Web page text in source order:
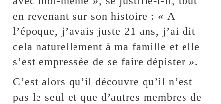
en revenant sur son histoire : « A
l’époque, j’avais juste 21 ans, j’ai dit
cela naturellement à ma famille et elle
s’est empressée de se faire dépister ».
C’est alors qu’il découvre qu’il n’est
pas le seul et que d’autres membres de